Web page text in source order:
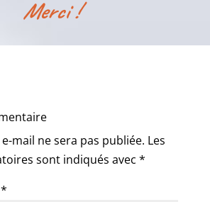
Merci !
mail ne sera pas publiée. Les
sont indiqués avec *
*